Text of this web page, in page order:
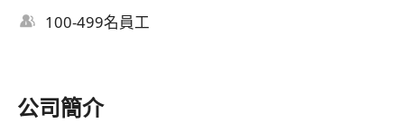
100-499名員工
公司簡介